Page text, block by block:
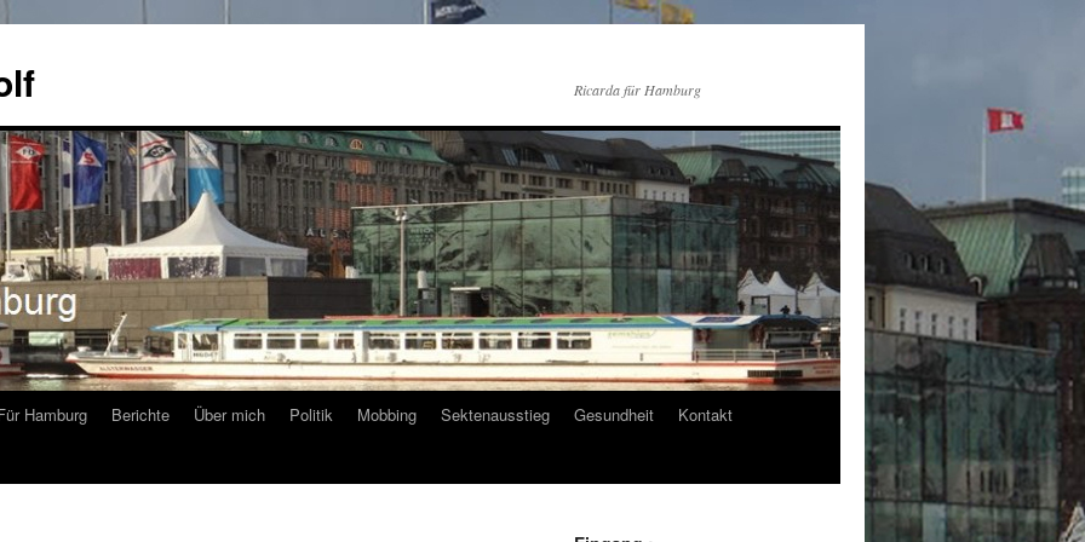
Ricarda für Hamburg
Hamburg Berichte Über mich Politik Mobbing Sektenausstieg Gesundheit
Kontakt